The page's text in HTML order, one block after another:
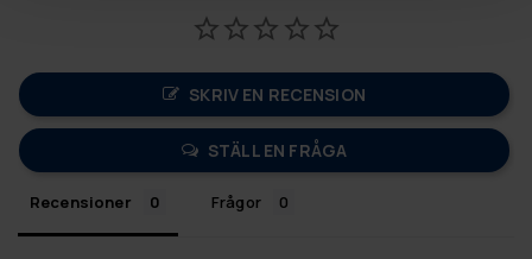
SKRIV EN RECENSION
STÄLL EN FRÅGA
Recensioner Frågor